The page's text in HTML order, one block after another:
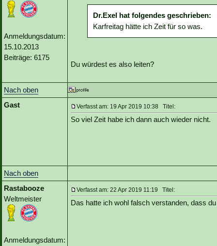
Anmeldungsdatum:
15.10.2013
Beiträge: 6175
Dr.Exel hat folgendes geschrieben:
Karfreitag hätte ich Zeit für so was.
Du würdest es also leiten?
Nach oben
Gast
Verfasst am: 19 Apr 2019 10:38 Titel:
So viel Zeit habe ich dann auch wieder nicht.
Nach oben
Rastabooze
Weltmeister
Anmeldungsdatum:
Verfasst am: 22 Apr 2019 11:19 Titel:
Das hatte ich wohl falsch verstanden, dass